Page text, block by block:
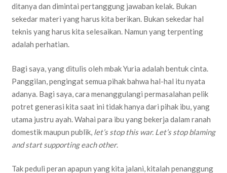
ditanya dan dimintai pertanggung jawaban kelak. Bukan
sekedar materi yang harus kita berikan. Bukan sekedar hal
teknis yang harus kita selesaikan. Namun yang terpenting
adalah perhatian.
Bagi saya, yang ditulis oleh mbak Yuria adalah bentuk cinta.
Panggilan, pengingat semua pihak bahwa hal-hal itu nyata
adanya. Bagi saya, cara menanggulangi permasalahan pelik
potret generasi kita saat ini tidak hanya dari pihak ibu, yang
utama justru ayah. Wahai para ibu yang bekerja dalam ranah
domestik maupun publik,let’s stop this war. Let’s stop blaming
and start supporting each other.
Tak peduli peran apapun yang kita jalani, kitalah penanggung